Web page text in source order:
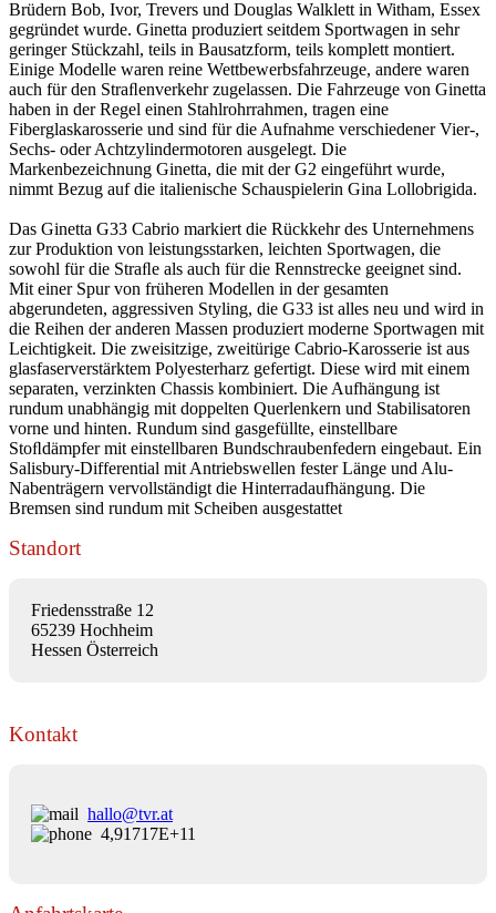
Brüdern Bob, Ivor, Trevers und Douglas Walklett in Witham, Essex
gegründet wurde. Ginetta produziert seitdem Sportwagen in sehr
geringer Stückzahl, teils in Bausatzform, teils komplett montiert.
Einige Modelle waren reine Wettbewerbsfahrzeuge, andere waren
auch für den Straﬂenverkehr zugelassen. Die Fahrzeuge von Ginetta
haben in der Regel einen Stahlrohrrahmen, tragen eine
Fiberglaskarosserie und sind für die Aufnahme verschiedener Vier-,
Sechs- oder Achtzylindermotoren ausgelegt. Die
Markenbezeichnung Ginetta, die mit der G2 eingeführt wurde,
nimmt Bezug auf die italienische Schauspielerin Gina Lollobrigida.
Das Ginetta G33 Cabrio markiert die Rückkehr des Unternehmens
zur Produktion von leistungsstarken, leichten Sportwagen, die
sowohl für die Straﬂe als auch für die Rennstrecke geeignet sind.
Mit einer Spur von früheren Modellen in der gesamten
abgerundeten, aggressiven Styling, die G33 ist alles neu und wird in
die Reihen der anderen Massen produziert moderne Sportwagen mit
Leichtigkeit. Die zweisitzige, zweitürige Cabrio-Karosserie ist aus
glasfaserverstärktem Polyesterharz gefertigt. Diese wird mit einem
separaten, verzinkten Chassis kombiniert. Die Aufhängung ist
rundum unabhängig mit doppelten Querlenkern und Stabilisatoren
vorne und hinten. Rundum sind gasgefüllte, einstellbare
Stoﬂdämpfer mit einstellbaren Bundschraubenfedern eingebaut. Ein
Salisbury-Differential mit Antriebswellen fester Länge und Alu-
Nabenträgern vervollständigt die Hinterradaufhängung. Die
Bremsen sind rundum mit Scheiben ausgestattet
Standort
Friedensstraße 12
65239 Hochheim
Hessen Österreich
Kontakt
hallo@tvr.at
4,91717E+11